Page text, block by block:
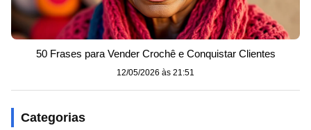
50 Frases para Vender Crochê e Conquistar Clientes
12/05/2026 às 21:51
Categorias